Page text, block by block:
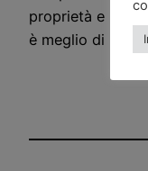
proprietà e
è meglio di